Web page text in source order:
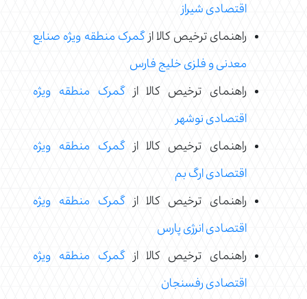
اقتصادی شیراز
راهنمای ترخیص کالا ازگمرک منطقه ویژه صنایع
معدنی و فلزی خلیج فارس
راهنمای ترخیص کالا ازگمرک منطقه ویژه
اقتصادی نوشهر
راهنمای ترخیص کالا ازگمرک منطقه ویژه
اقتصادی ارگ بم
راهنمای ترخیص کالا ازگمرک منطقه ویژه
اقتصادی انرژی پارس
راهنمای ترخیص کالا ازگمرک منطقه ویژه
اقتصادی رفسنجان